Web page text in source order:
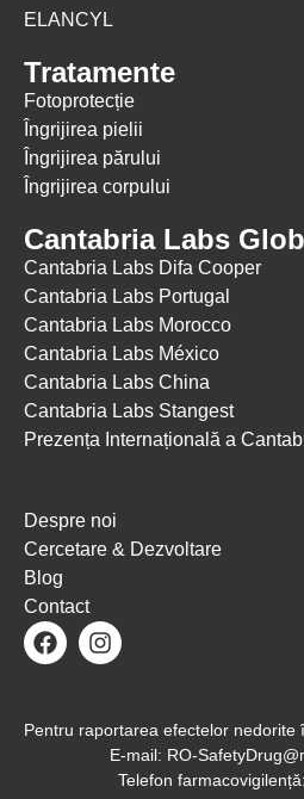
ELANCYL
Tratamente
Fotoprotecție
Îngrijirea pielii
Îngrijirea părului
Îngrijirea corpului
Cantabria Labs
Cantabria Labs Difa Cooper
Cantabria Labs Portugal
Cantabria Labs Morocco
Cantabria Labs México
Cantabria Labs China
Cantabria Labs Stangest
Prezența Internațională a
Despre noi
Cercetare & Dezvoltare
Blog
Contact
Pentru raportarea efectelor nedorite
E-mail: RO-
Telefon